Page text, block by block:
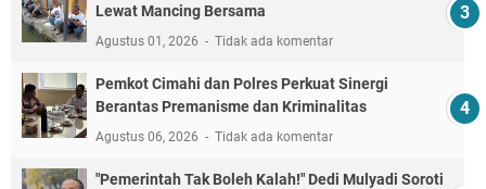
Lewat Mancing Bersama
Agustus 01, 2026 Tidak ada komentar
Pemkot Cimahi dan Polres Perkuat Sinergi
Berantas Premanisme dan Kriminalitas
Agustus 06, 2026 Tidak ada komentar
"Pemerintah Tak Boleh Kalah!" Dedi Mulyadi Soroti